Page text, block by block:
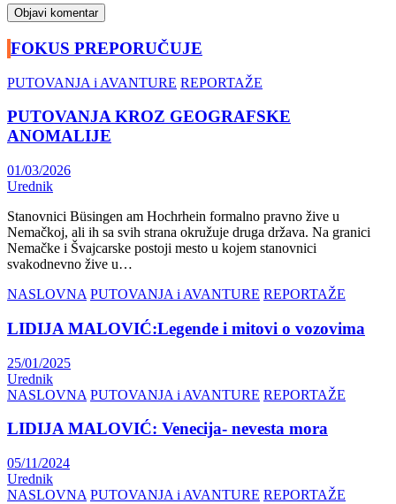
FOKUS PREPORUČUJE
PUTOVANJA i AVANTURE REPORTAŽE
PUTOVANJA KROZ GEOGRAFSKE
ANOMALIJE
01/03/2026
Urednik
Stanovnici Büsingen am Hochrhein formalno pravno žive u
Nemačkoj, ali ih sa svih strana okružuje druga država. Na granici
Nemačke i Švajcarske postoji mesto u kojem stanovnici
svakodnevno žive u…
NASLOVNA PUTOVANJA i AVANTURE REPORTAŽE
LIDIJA MALOVIĆ:Legende i mitovi o vozovima
25/01/2025
Urednik
NASLOVNA PUTOVANJA i AVANTURE REPORTAŽE
LIDIJA MALOVIĆ: Venecija- nevesta mora
05/11/2024
Urednik
NASLOVNA PUTOVANJA i AVANTURE REPORTAŽE